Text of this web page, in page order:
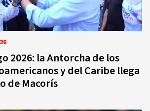
2026: la Antorcha de los
y del Caribe llega
de Macorís